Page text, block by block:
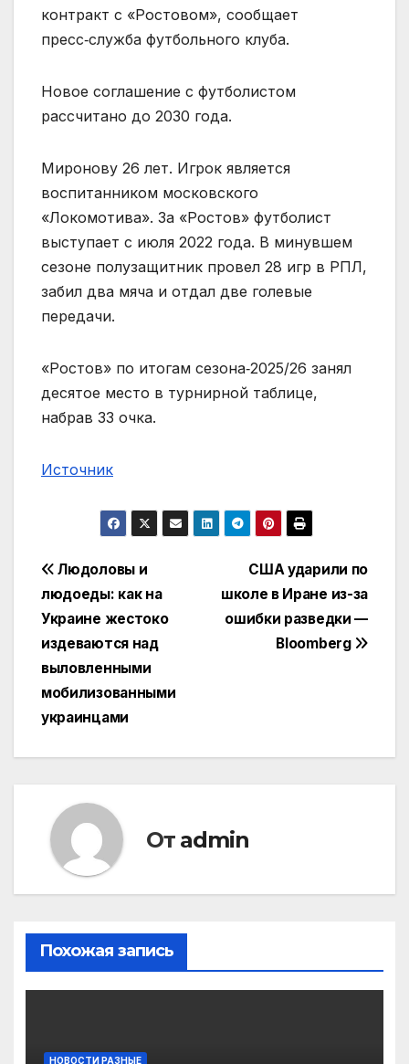
контракт с «Ростовом», сообщает
пресс‑служба футбольного клуба.
Новое соглашение с футболистом
рассчитано до 2030 года.
Миронову 26 лет. Игрок является
воспитанником московского
«Локомотива». За «Ростов» футболист
выступает с июля 2022 года. В минувшем
сезоне полузащитник провел 28 игр в РПЛ,
забил два мяча и отдал две голевые
передачи.
«Ростов» по итогам сезона‑2025/26 занял
десятое место в турнирной таблице,
набрав 33 очка.
Источник
Навигация
по
записям
США ударили по
школе в Иране из-за
ошибки разведки —
Bloomberg
Людоловы и
людоеды: как на
Украине жестоко
издеваются над
выловленными
мобилизованными
украинцами
От admin
Похожая запись
НОВОСТИ РАЗНЫЕ